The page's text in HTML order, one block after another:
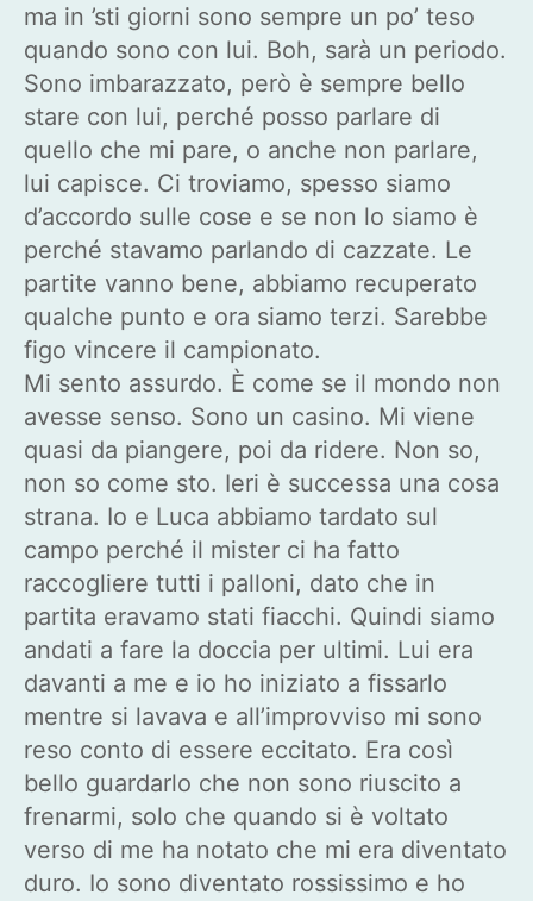
ma in ’sti giorni sono sempre un po’ teso
quando sono con lui. Boh, sarà un periodo.
Sono imbarazzato, però è sempre bello
stare con lui, perché posso parlare di
quello che mi pare, o anche non parlare,
lui capisce. Ci troviamo, spesso siamo
d’accordo sulle cose e se non lo siamo è
perché stavamo parlando di cazzate. Le
partite vanno bene, abbiamo recuperato
qualche punto e ora siamo terzi. Sarebbe
figo vincere il campionato.
Mi sento assurdo. È come se il mondo non
avesse senso. Sono un casino. Mi viene
quasi da piangere, poi da ridere. Non so,
non so come sto. Ieri è successa una cosa
strana. Io e Luca abbiamo tardato sul
campo perché il mister ci ha fatto
raccogliere tutti i palloni, dato che in
partita eravamo stati fiacchi. Quindi siamo
andati a fare la doccia per ultimi. Lui era
davanti a me e io ho iniziato a fissarlo
mentre si lavava e all’improvviso mi sono
reso conto di essere eccitato. Era così
bello guardarlo che non sono riuscito a
frenarmi, solo che quando si è voltato
verso di me ha notato che mi era diventato
duro. Io sono diventato rossissimo e ho